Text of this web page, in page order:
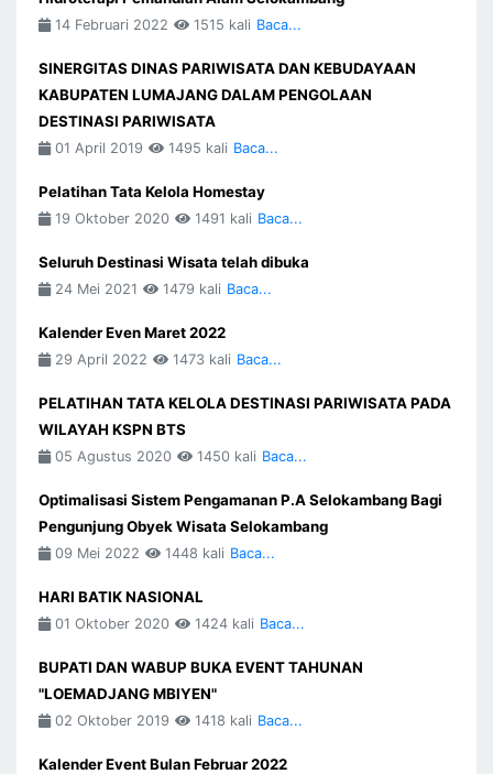
14 Februari 2022 1515 kali Baca...
SINERGITAS DINAS PARIWISATA DAN KEBUDAYAAN
KABUPATEN LUMAJANG DALAM PENGOLAAN
DESTINASI PARIWISATA
01 April 2019 1495 kali Baca...
Pelatihan Tata Kelola Homestay
19 Oktober 2020 1491 kali Baca...
Seluruh Destinasi Wisata telah dibuka
24 Mei 2021 1479 kali Baca...
Kalender Even Maret 2022
29 April 2022 1473 kali Baca...
PELATIHAN TATA KELOLA DESTINASI PARIWISATA PADA
WILAYAH KSPN BTS
05 Agustus 2020 1450 kali Baca...
Optimalisasi Sistem Pengamanan P.A Selokambang Bagi
Pengunjung Obyek Wisata Selokambang
09 Mei 2022 1448 kali Baca...
HARI BATIK NASIONAL
01 Oktober 2020 1424 kali Baca...
BUPATI DAN WABUP BUKA EVENT TAHUNAN
"LOEMADJANG MBIYEN"
02 Oktober 2019 1418 kali Baca...
Kalender Event Bulan Februar 2022